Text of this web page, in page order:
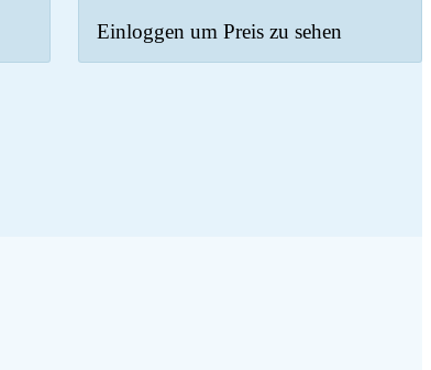
Einloggen um Preis zu sehen